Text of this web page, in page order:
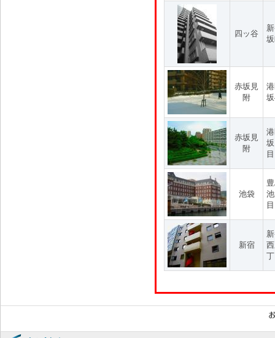
四ッ谷
赤坂見
附
赤坂見
附
目
池袋
新宿